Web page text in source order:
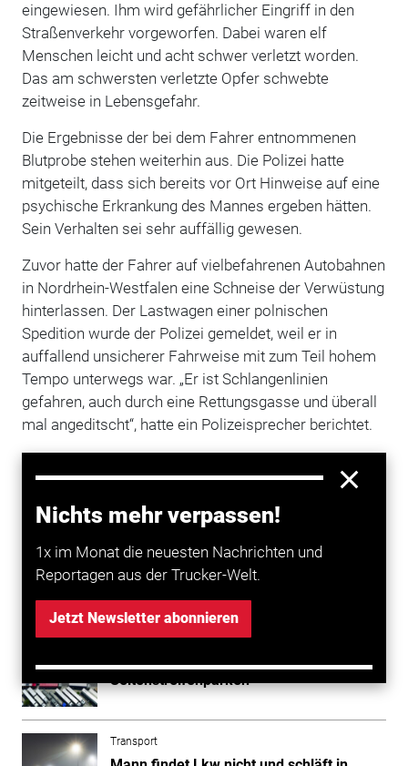
Nichts mehr verpassen!
1x im Monat die neuesten Nachrichten und
Reportagen aus der Trucker-Welt.
Jetzt Newsletter abonnieren
eingewiesen. Ihm wird gefährlicher Eingriff in den
Straßenverkehr vorgeworfen. Dabei waren elf
Menschen leicht und acht schwer verletzt worden.
Das am schwersten verletzte Opfer schwebte
zeitweise in Lebensgefahr.
Die Ergebnisse der bei dem Fahrer entnommenen
Blutprobe stehen weiterhin aus. Die Polizei hatte
mitgeteilt, dass sich bereits vor Ort Hinweise auf eine
psychische Erkrankung des Mannes ergeben hätten.
Sein Verhalten sei sehr auffällig gewesen.
Zuvor hatte der Fahrer auf vielbefahrenen Autobahnen
in Nordrhein-Westfalen eine Schneise der Verwüstung
hinterlassen. Der Lastwagen einer polnischen
Spedition wurde der Polizei gemeldet, weil er in
auffallend unsicherer Fahrweise mit zum Teil hohem
Tempo unterwegs war. „Er ist Schlangenlinien
gefahren, auch durch eine Rettungsgasse und überall
mal angeditscht“, hatte ein Polizeisprecher berichtet.
Fahrt endete bei Hagen, als der Lastzug in den
Gegenverkehr geriet. Etwa 50 Autos wurden bei der
Unfallserie beschädigt und zum Teil völlig zerstört.
Transport
NRW fordert mehr Lkw-Parkplätze gegen
Seitenstreifenparken
Transport